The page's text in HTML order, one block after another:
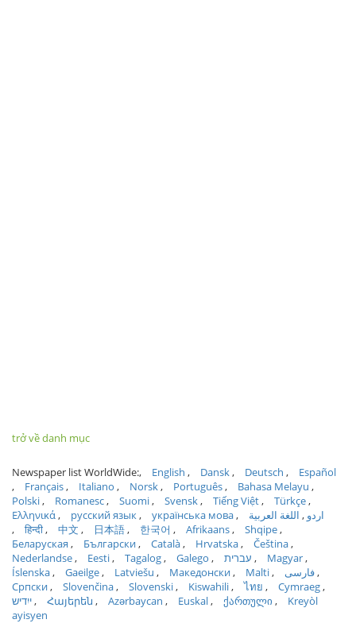
trở về danh mục
Newspaper list WorldWide: English Dansk Deutsch
Español
Français
Italiano Norsk Português
Bahasa Melayu
Polski
Romanesc Suomi Svensk Tiếng Việt
Türkçe
Ελληνικά
русский язык українська мова اردو
اللغة العربية
हिन्दी
中文 日本語 한국어 Afrikaans
Shqipe
Беларуская
Български Català Hrvatska
Čeština
Nederlandse
Eesti Tagalog Galego עברית
Magyar
Íslenska
Gaeilge Latviešu Македонски Malti
فارسی
Српски
Slovenčina Slovenski Kiswahili ไทย
Cymraeg
ייִדיש
Հայերեն Azərbaycan Euskal ქართული
Kreyòl
ayisyen